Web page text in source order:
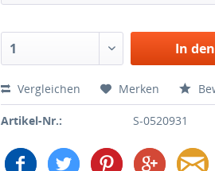
In den
Vergleichen Merken
Artikel-Nr.: S-0520931